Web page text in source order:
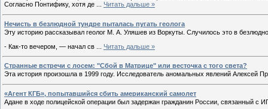
Согласно Понтифику, хотя де
Читать дальше »
Нечисть в безлюдной тундре пыталась пугать геолога
Эту историю рассказывал геолог М. А. Уляшев из Воркуты. Случилось это в
- Как-то вечером, — начал св
Читать дальше »
Странные встречи с лосем: "Сбой в Матрице" или весточка с того света?
Эта история произошла в 1999 году. Исследователь аномальных явлений
«Агент КГБ», попытавшийся сбить американский самолет
Адане в ходе полицейской операции был задержан гражданин России, связанный